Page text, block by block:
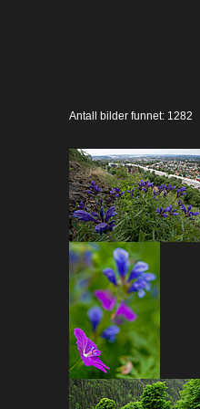
Antall bilder funnet: 1282